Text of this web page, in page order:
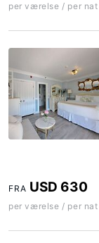
per værelse / per nat
FRA USD 630
per værelse / per nat